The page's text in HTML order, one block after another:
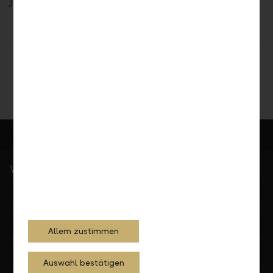
Wichtige Links
Investmentfonds
Downloads
Allem zustimmen
Auswahl bestätigen